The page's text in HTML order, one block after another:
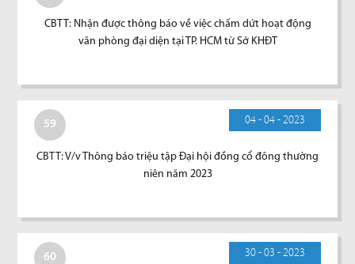
CBTT: Nhận được thông báo về việc chấm dứt hoạt động
văn phòng đại diện tại TP. HCM từ Sở KHĐT
59 04 - 04 - 2023
CBTT: V/v Thông báo triệu tập Đại hội đồng cổ đông thường
niên năm 2023
60 30 - 03 - 2023